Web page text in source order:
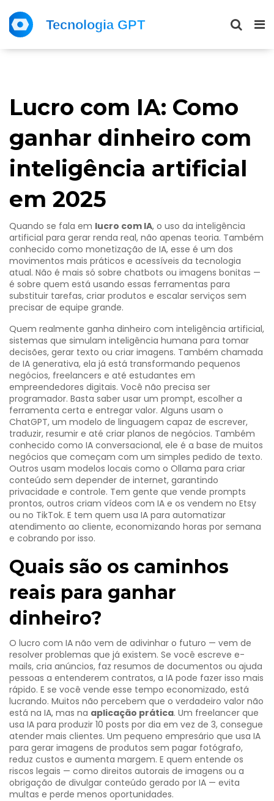
Lucro com IA: Como
ganhar dinheiro com
inteligência artificial
em 2025
Quando se fala em lucro com IA, o uso da inteligência
artificial para gerar renda real, não apenas teoria. Também
conhecido como monetização de IA, esse é um dos
movimentos mais práticos e acessíveis da tecnologia
atual. Não é mais só sobre chatbots ou imagens bonitas —
é sobre quem está usando essas ferramentas para
substituir tarefas, criar produtos e escalar serviços sem
precisar de equipe grande.
Quem realmente ganha dinheiro com inteligência artificial,
sistemas que simulam inteligência humana para tomar
decisões, gerar texto ou criar imagens. Também chamada
de IA generativa, ela já está transformando pequenos
negócios, freelancers e até estudantes em
empreendedores digitais. Você não precisa ser
programador. Basta saber usar um prompt, escolher a
ferramenta certa e entregar valor. Alguns usam o
ChatGPT, um modelo de linguagem capaz de escrever,
traduzir, resumir e até criar planos de negócios. Também
conhecido como IA conversacional, ele é a base de muitos
negócios que começam com um simples pedido de texto.
Outros usam modelos locais como o Ollama para criar
conteúdo sem depender de internet, garantindo
privacidade e controle. Tem gente que vende prompts
prontos, outros criam vídeos com IA e os vendem no Etsy
ou no TikTok. E tem quem usa IA para automatizar
atendimento ao cliente, economizando horas por semana
e cobrando por isso.
Quais são os caminhos
reais para ganhar
dinheiro?
O lucro com IA não vem de adivinhar o futuro — vem de
resolver problemas que já existem. Se você escreve e-
mails, cria anúncios, faz resumos de documentos ou ajuda
pessoas a entenderem contratos, a IA pode fazer isso mais
rápido. E se você vende esse tempo economizado, está
lucrando. Muitos não percebem que o verdadeiro valor não
está na IA, mas na aplicação prática. Um freelancer que
usa IA para produzir 10 posts por dia em vez de 3, consegue
atender mais clientes. Um pequeno empresário que usa IA
para gerar imagens de produtos sem pagar fotógrafo,
reduz custos e aumenta margem. E quem entende os
riscos legais — como direitos autorais de imagens ou a
obrigação de divulgar conteúdo gerado por IA — evita
multas e perde menos oportunidades.